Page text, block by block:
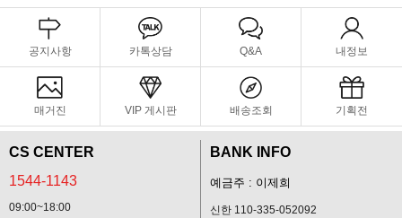
공지사항 카톡상담 Q&A 내정보
매거진 VIP 게시판 배송조회 기획전
CS CENTER
1544-1143
09:00~18:00
BANK INFO
예금주 : 이제희
신한 110-335-052092